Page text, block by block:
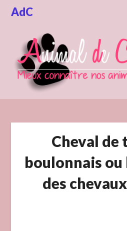
SkipAdC
Cheval de
boulonnais ou
des